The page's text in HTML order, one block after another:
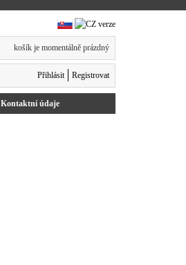
košík je momentálně prázdný
Přihlásit Registrovat
Kontaktní údaje